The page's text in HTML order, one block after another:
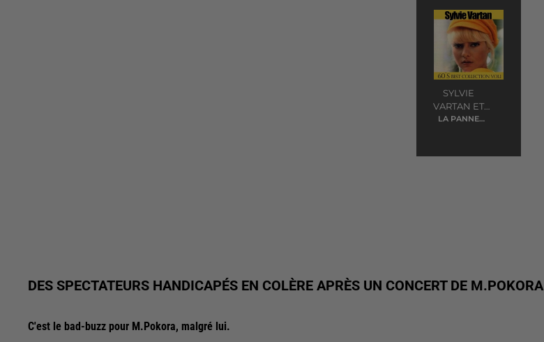
SYLVIE
VARTAN ET
FRANKIE
LA PANNE
DES SPECTATEURS HANDICAPÉS EN COLÈRE APRÈS UN CONCERT DE M.POKORA
C'est le bad-buzz pour M.Pokora, malgré lui.